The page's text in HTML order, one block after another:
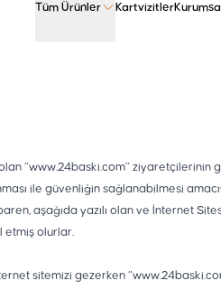
Tüm Ürünler Kartvizitler
“www.24baski.com” ziyaretçilerinin
ile güvenliğin sağlanabilmesi
aşağıda yazılı olan ve İnternet
etmiş olurlar.
sitemizi gezerken